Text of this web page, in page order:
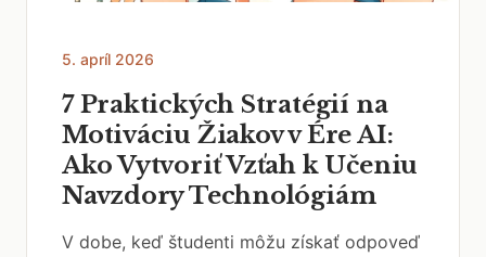
5. apríl 2026
7 Praktických Stratégií na
Motiváciu Žiakov v Ére AI:
Ako Vytvoriť Vzťah k Učeniu
Navzdory Technológiám
V dobe, keď študenti môžu získať odpoveď